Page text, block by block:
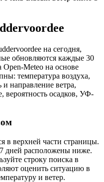
на сегодня,
обновляются каждые 30
Open-Meteo на основе
температура воздуха,
направление ветра,
вероятность осадков, УФ-
в верхней части страницы.
дней расположены ниже.
строку поиска в
оценить ситуацию в
и ветер.